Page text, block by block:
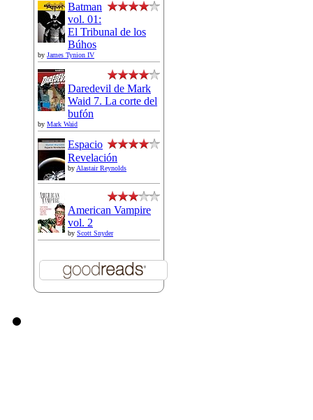
Batman
vol. 01:
El Tribunal de los
Búhos
by James Tynion IV
Daredevil de Mark
Waid 7. La corte del
bufón
by Mark Waid
Espacio
Revelación
byAlastair Reynolds
American Vampire
vol. 2
by Scott Snyder